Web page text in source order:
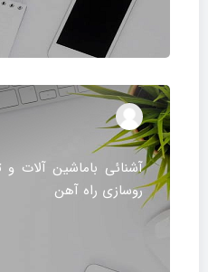
آشنائی باماشین آلات
روسازی راه آهن